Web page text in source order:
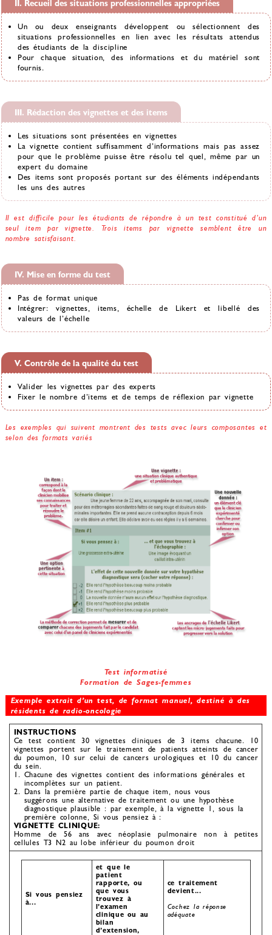
II. Recueil des situations professionnelles appropriées
Un ou deux enseignants développent ou sélectionnent des
situations professionnelles en lien avec les résultats attendus
des étudiants de la discipline
Pour chaque situation, des informations et du matériel sont
fournis.
III. Rédaction des vignettes et des items
Les situations sont présentées en vignettes
La vignette contient suffisamment d’informations mais pas assez
pour que le problème puisse être résolu tel quel, même par un
expert du domaine
Des items sont proposés portant sur des éléments indépendants
les uns des autres
Il est difficile pour les étudiants de répondre à un test constitué d’un
seul item par vignette. Trois items par vignette semblent être un
nombre satisfaisant.
IV. Mise en forme du test
Pas de format unique
Intégrer: vignettes, items, échelle de Likert et libellé des
valeurs de l’échelle
V. Contrôle de la qualité du test
Valider les vignettes par des experts
Fixer le nombre d’items et de temps de réflexion par vignette
Les exemples qui suivent montrent des tests avec leurs composantes et
selon des formats variés
Test informatisé
Formation de Sages-femmes
Exemple extrait d’un test, de format manuel, destiné à des
résidents de radio-oncologie
INSTRUCTIONS
Ce test contient 30 vignettes cliniques de 3 items chacune. 10
vignettes portent sur le traitement de patients atteints de cancer
du poumon, 10 sur celui de cancers urologiques et 10 du cancer
du sein.
Chacune des vignettes contient des informations générales et
incomplètes sur un patient.
Dans la première partie de chaque item, nous vous
suggérons une alternative de traitement ou une hypothèse
diagnostique plausible : par exemple, à la vignette 1, sous la
première colonne, Si vous pensiez à :
VIGNETTE CLINIQUE:
Homme de 56 ans avec néoplasie pulmonaire non à petites
cellules T3 N2 au lobe inférieur du poumon droit
Si vous pensiez
à...
et que le
patient
rapporte, ou
que vous
trouvez à
l’examen
clinique ou au
bilan
d’extension,
ce traitement
devient...
Cochez la réponse
adéquate